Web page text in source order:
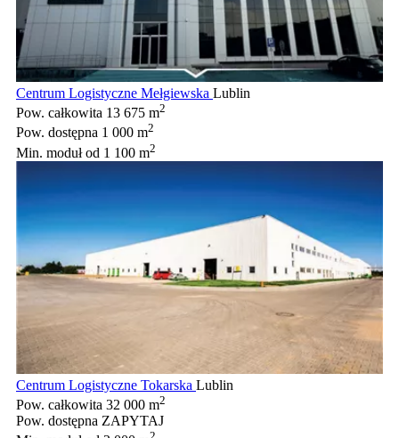
Centrum Logistyczne Mełgiewska Lublin
Pow. całkowita 13 675 m2
Pow. dostępna 1 000 m2
Min. modułod 1 100 m2
Centrum Logistyczne Tokarska Lublin
Pow. całkowita 32 000 m2
Pow. dostępna ZAPYTAJ